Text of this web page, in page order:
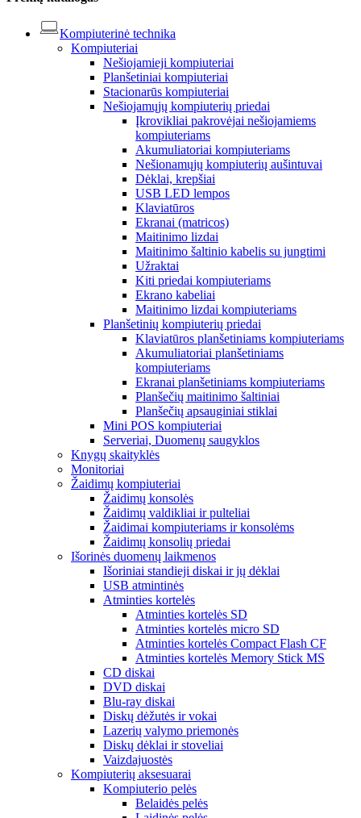
Kompiuterinė technika
Kompiuteriai
Nešiojamieji kompiuteriai
Planšetiniai kompiuteriai
Stacionarūs kompiuteriai
Nešiojamųjų kompiuterių priedai
Įkrovikliai pakrovėjai nešiojamiems
kompiuteriams
Akumuliatoriai kompiuteriams
Nešionamųjų kompiuterių aušintuvai
Dėklai, krepšiai
USB LED lempos
Klaviatūros
Ekranai (matricos)
Maitinimo lizdai
Maitinimo šaltinio kabelis su jungtimi
Užraktai
Kiti priedai kompiuteriams
Ekrano kabeliai
Maitinimo lizdai kompiuteriams
Planšetinių kompiuterių priedai
Klaviatūros planšetiniams kompiuteriams
Akumuliatoriai planšetiniams
kompiuteriams
Ekranai planšetiniams kompiuteriams
Planšečių maitinimo šaltiniai
Planšečių apsauginiai stiklai
Mini POS kompiuteriai
Serveriai, Duomenų saugyklos
Knygų skaityklės
Monitoriai
Žaidimų kompiuteriai
Žaidimų konsolės
Žaidimų valdikliai ir pulteliai
Žaidimai kompiuteriams ir konsolėms
Žaidimų konsolių priedai
Išorinės duomenų laikmenos
Išoriniai standieji diskai ir jų dėklai
USB atmintinės
Atminties kortelės
Atminties kortelės SD
Atminties kortelės micro SD
Atminties kortelės Compact Flash CF
Atminties kortelės Memory Stick MS
CD diskai
DVD diskai
Blu-ray diskai
Diskų dėžutės ir vokai
Lazerių valymo priemonės
Diskų dėklai ir stoveliai
Vaizdajuostės
Kompiuterių aksesuarai
Kompiuterio pelės
Belaidės pelės